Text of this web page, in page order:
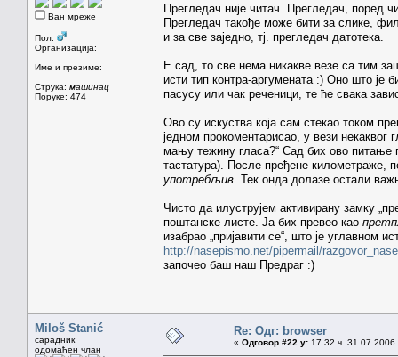
Ван мреже
Пол:
Организација:
Име и презиме:
Струка: машинац
Поруке: 474
Прегледач није читач. Прегледач, поред
Прегледач такође може бити за слике,
и за све заједно, тј. прегледач датотека.
Е сад, то све нема никакве везе са тим
исти тип контра-аргумената :) Оно што је
пасусу или чак реченици, те ће свака
Ово су искуства која сам стекао током
једном прокоментарисао, у вези
мању тежину гласа?“ Сад бих ово питање
тастатура). После пређене километраже,
употребљив . Тек онда долазе остали
Чисто да илуструјем активирану замку
поштанске листе. Ја бих превео као
изабрао „пријавити се“, што је углавном
http://nasepismo.net/pipermail/
започео баш наш Предраг :)
Miloš Stanić
сарадник
одомаћен члан
Re: Одг: browser
« Одговор #22 у: 17.32 ч.